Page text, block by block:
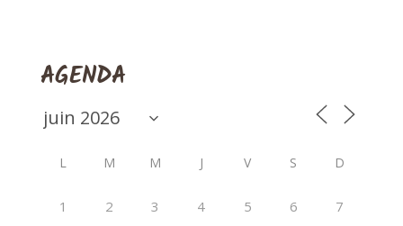
AGENDA
L M M J V S D
1 2 3 4 5 6 7